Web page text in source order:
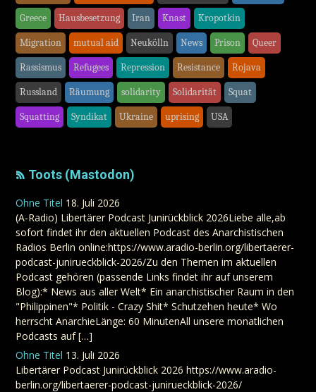
Greece Hausbesetzung Iran Knast Kropotkin
Migration mutual aid Neukölln News Prison Queer
Rassismus Refugees Repression Resistance Rojava
Russland Räumung solidarity Solidarität Squat
Squatting Syndikat Ukraine uprising USA
Toots (Mastodon)
Ohne Titel 18. Juli 2026
(A-Radio) Libertärer Podcast Junirückblick 2026Liebe alle,ab
sofort findet ihr den aktuellen Podcast des Anarchistischen
Radios Berlin online:https://www.aradio-berlin.org/libertaerer-
podcast-junirueckblick-2026/Zu den Themen im aktuellen
Podcast gehören (passende Links findet ihr auf unserem
Blog):* News aus aller Welt* Ein anarchistischer Raum in den
"Philippinen"* Politik - Crazy Shit* Schutzehen heute* Wo
herrscht AnarchieLänge: 60 MinutenAll unsere monatlichen
Podcasts auf […]
Ohne Titel 13. Juli 2026
Libertärer Podcast Junirückblick 2026 https://www.aradio-
berlin.org/libertaerer-podcast-junirueckblick-2026/